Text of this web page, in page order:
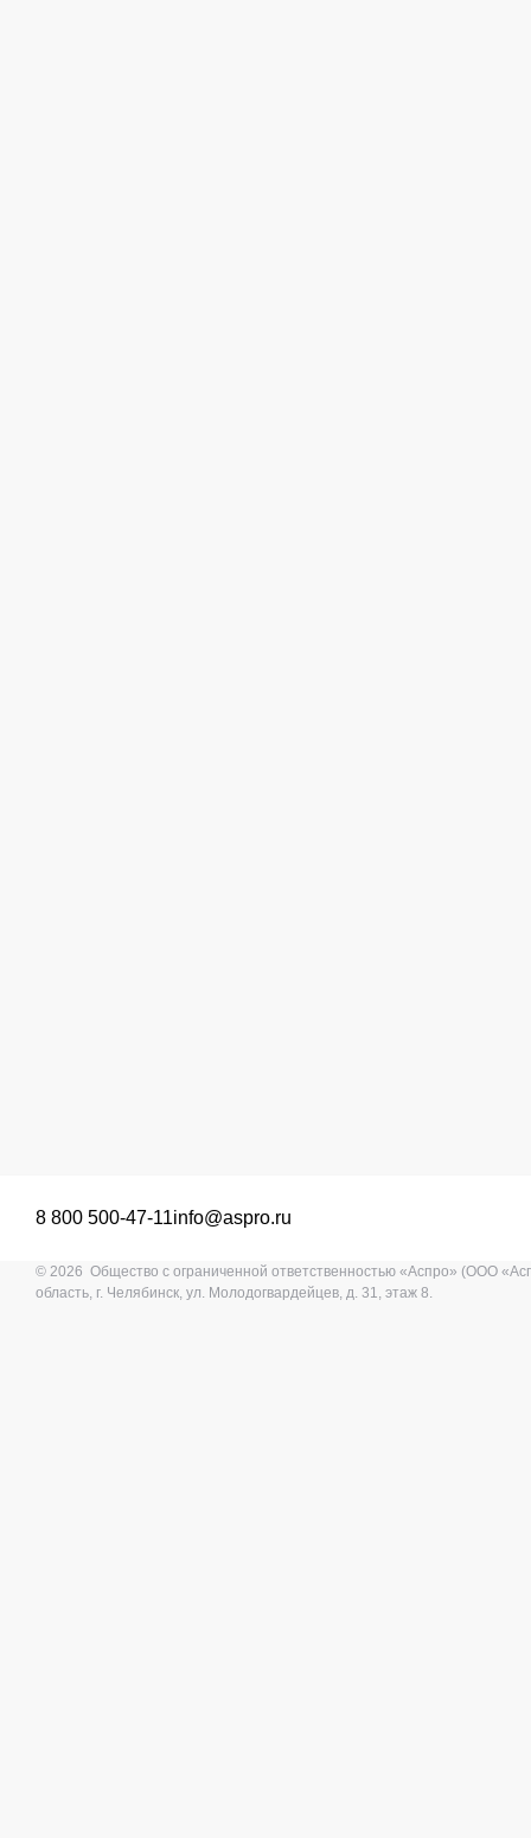
8 800 500-47-11info@aspro.ru
© 2026 Общество с ограниченной ответственностью «Аспро» (ООО
область, г. Челябинск, ул. Молодогвардейцев, д. 31, этаж 8.